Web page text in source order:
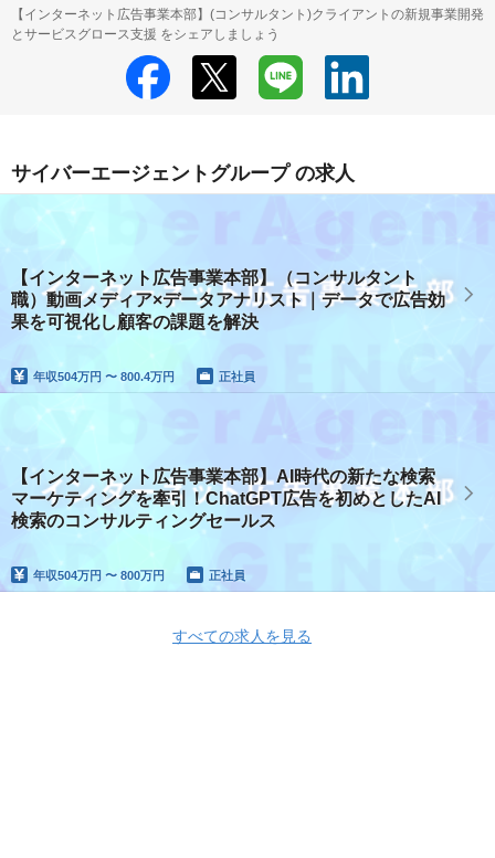
【インターネット広告事業本部】(コンサルタント)クライアントの新規事業開発
とサービスグロース支援 をシェアしましょう
サイバーエージェントグループ の求人
【インターネット広告事業本部】（コンサルタント
職）動画メディア×データアナリスト｜データで広告効
果を可視化し顧客の課題を解決
年収504万円 〜 800.4万円 正社員
【インターネット広告事業本部】AI時代の新たな検索
マーケティングを牽引！ChatGPT広告を初めとしたAI
検索のコンサルティングセールス
年収504万円 〜 800万円 正社員
すべての求人を見る